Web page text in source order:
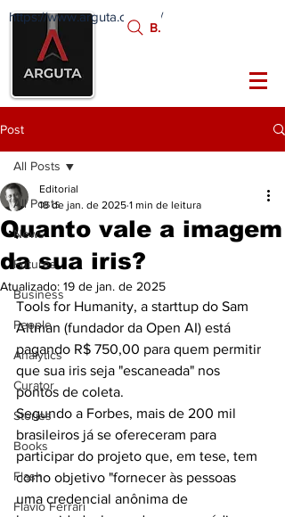
FATOS
https://www.arguta.com.br/
Busca:
Post
All Posts
News
Futures
Business
People
Analytics
Curator
Stories
Books
Flash
Flavio Ferrari
All Posts
Quanto vale a imagem
da sua iris?
Editorial
18 de jan. de 2025 1 min de leitura
Atualizado: 19 de jan. de 2025
Tools for Humanity, a starttup do Sam
Altman (fundador da Open AI) está
pagando R$ 750,00 para quem permitir
que sua iris seja "escaneada" nos
pontos de coleta.
Segundo a Forbes, mais de 200 mil
brasileiros já se ofereceram para
participar do projeto que, em tese, tem
como objetivo "fornecer às pessoas
uma credencial anônima de